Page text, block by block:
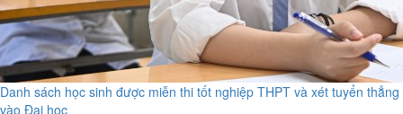
Danh sách học sinh được miễn thi tốt nghiệp THPT và xét tuyển thẳng
vào Đại học